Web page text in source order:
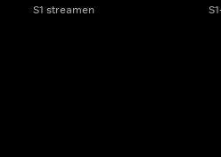
S1 streamen